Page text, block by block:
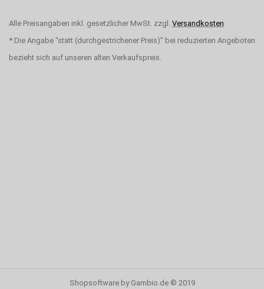
Alle Preisangaben inkl. gesetzlicher MwSt. zzgl. Versandkosten
* Die Angabe "statt (durchgestrichener Preis)" bei reduzierten Angeboten
bezieht sich auf unseren alten Verkaufspreis.
Shopsoftware by Gambio.de © 2019